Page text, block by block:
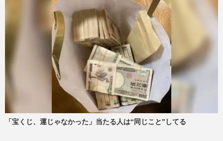
「宝くじ、運じゃなかった」当たる人は“同じこと”してる